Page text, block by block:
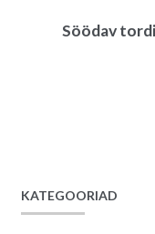
Söödav
KATEGOORIAD